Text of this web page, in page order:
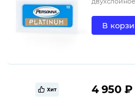
В
Хит 4 950 ₽